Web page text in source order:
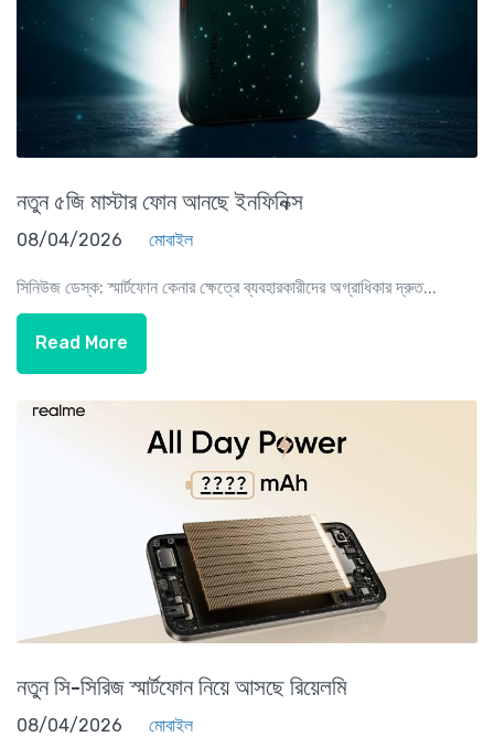
নতুন ৫জি মাস্টার ফোন আনছে ইনফিনিক্স
08/04/2026 মোবাইল
সিনিউজ ডেস্ক: স্মার্টফোন কেনার ক্ষেত্রে ব্যবহারকারীদের অগ্রাধিকার দ্রুত...
Read More
নতুন সি-সিরিজ স্মার্টফোন নিয়ে আসছে রিয়েলমি
08/04/2026 মোবাইল